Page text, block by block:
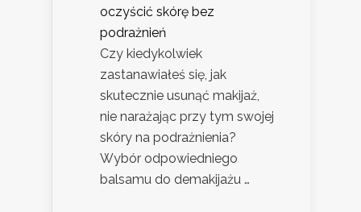
oczyścić skórę bez
podrażnień
Czy kiedykolwiek
zastanawiałeś się, jak
skutecznie usunąć makijaż,
nie narażając przy tym swojej
skóry na podrażnienia?
Wybór odpowiedniego
balsamu do demakijażu …